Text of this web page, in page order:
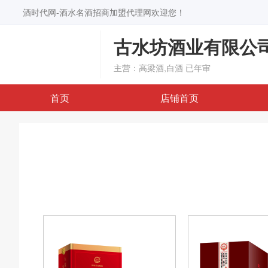
酒时代网-酒水名酒招商加盟代理网欢迎您！
古水坊酒业有限公
主营：高梁酒,白酒 已年审
首页 店铺首页